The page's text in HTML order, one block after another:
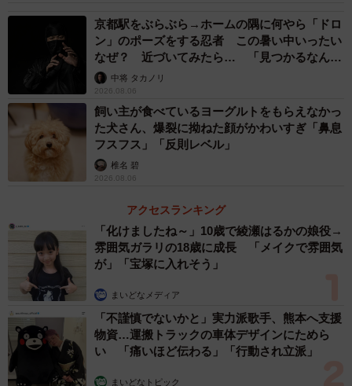
2/3
クリームソーダの中にはやはり洗濯ばさみが…！（岡本なう/ 洗濯バサミ
京都駅をぶらぶら→ホームの隅に何やら「ドロ
ン」のポーズをする忍者 この暑い中いったい
なぜ？ 近づいてみたら… 「見つかるなんて
未熟」中将 タカノリ
2026.08.06
飼い主が食べているヨーグルトをもらえなかっ
た犬さん、爆裂に拗ねた顔がかわいすぎ「鼻息
フスフス」「反則レベル」
椎名 碧
2026.08.06
アクセスランキング
「化けましたね～」10歳で綾瀬はるかの娘役→
雰囲気ガラリの18歳に成長 「メイクで雰囲気
が」「宝塚に入れそう」
まいどなメディア
「不謹慎でないかと」実力派歌手、熊本へ支援
物資…運搬トラックの車体デザインにためら
い 「痛いほど伝わる」「行動され立派」
まいどなトピック